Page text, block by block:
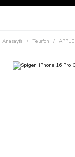
Anasayfa Telefon APPLE